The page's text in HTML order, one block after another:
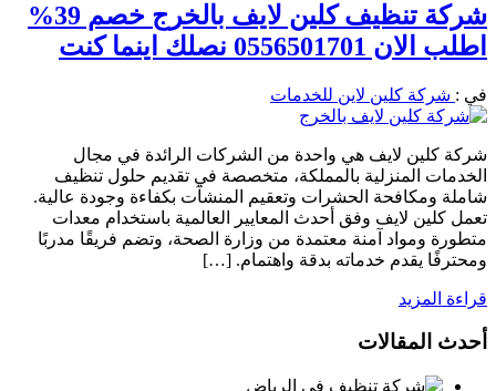
شركة تنظيف كلين لايف بالخرج خصم 39%
اطلب الان 0556501701 نصلك اينما كنت
في : شركة كلين لاين للخدمات
شركة كلين لايف هي واحدة من الشركات الرائدة في مجال
الخدمات المنزلية بالمملكة، متخصصة في تقديم حلول تنظيف
شاملة ومكافحة الحشرات وتعقيم المنشآت بكفاءة وجودة عالية.
تعمل كلين لايف وفق أحدث المعايير العالمية باستخدام معدات
متطورة ومواد آمنة معتمدة من وزارة الصحة، وتضم فريقًا مدربًا
ومحترفًا يقدم خدماته بدقة واهتمام. […]
قراءة المزيد
أحدث المقالات